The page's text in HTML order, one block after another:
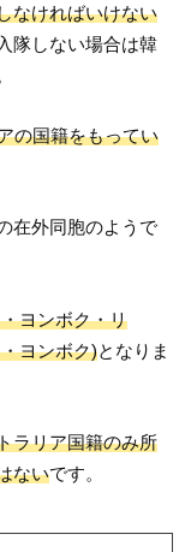
なければいけない
隊しない場合は韓
の国籍をもってい
在外同胞のようで
ヨンボク・リ
ヨンボク)となりま
ラリア国籍のみ所
ないです。